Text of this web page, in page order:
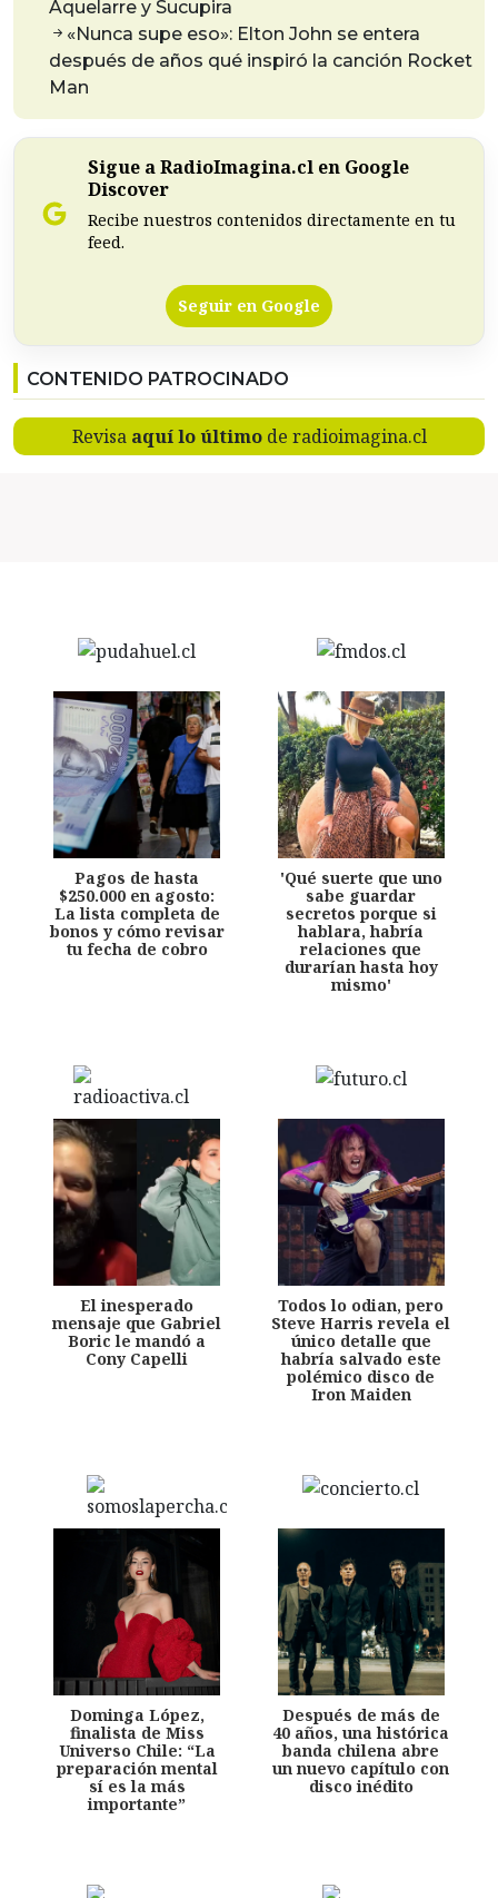
Aquelarre y Sucupira
«Nunca supe eso»: Elton John se entera
después de años qué inspiró la canción Rocket
Man
Sigue a RadioImagina.cl en Google
Discover
Recibe nuestros contenidos directamente en tu
feed.
Seguir en Google
CONTENIDO PATROCINADO
Revisa aquí lo últimode radioimagina.cl
Pagos de hasta
$250.000 en agosto:
La lista completa de
bonos y cómo revisar
tu fecha de cobro
'Qué suerte que uno
sabe guardar
secretos porque si
hablara, habría
relaciones que
durarían hasta hoy
mismo'
El inesperado
mensaje que Gabriel
Boric le mandó a
Cony Capelli
Todos lo odian, pero
Steve Harris revela el
único detalle que
habría salvado este
polémico disco de
Iron Maiden
Dominga López,
finalista de Miss
Universo Chile: “La
preparación mental
sí es la más
importante”
Después de más de
40 años, una histórica
banda chilena abre
un nuevo capítulo con
disco inédito